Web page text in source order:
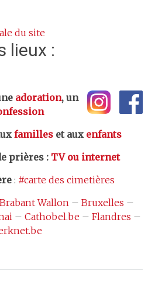
du site
lieux :
adoration, un
familleset aux enfants
prières: TV ou internet
: #carte des cimetières
Brabant Wallon– Bruxelles –
– Cathobel.be – Flandres –